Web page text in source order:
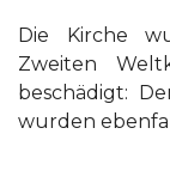
Die Kirche
Zweiten
beschädigt:
wurden